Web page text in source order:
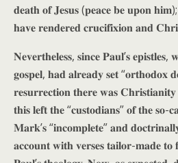
𝐝𝐞𝐚𝐭𝐡 𝐨𝐟 𝐉𝐞𝐬𝐮𝐬 (𝐩𝐞𝐚𝐜𝐞 𝐛𝐞 𝐮𝐩𝐨𝐧
𝐡𝐚𝐯𝐞 𝐫𝐞𝐧𝐝𝐞𝐫𝐞𝐝 𝐜𝐫𝐮𝐜𝐢𝐟𝐢𝐱𝐢𝐨𝐧 𝐚𝐧𝐝
𝐍𝐞𝐯𝐞𝐫𝐭𝐡𝐞𝐥𝐞𝐬𝐬, 𝐬𝐢𝐧𝐜𝐞 𝐏𝐚𝐮𝐥’𝐬
𝐠𝐨𝐬𝐩𝐞𝐥, 𝐡𝐚𝐝 𝐚𝐥𝐫𝐞𝐚𝐝𝐲 𝐬𝐞𝐭 “𝐨𝐫𝐭𝐡𝐨𝐝𝐨𝐱
𝐫𝐞𝐬𝐮𝐫𝐫𝐞𝐜𝐭𝐢𝐨𝐧 𝐭𝐡𝐞𝐫𝐞 𝐰𝐚𝐬
𝐭𝐡𝐢𝐬 𝐥𝐞𝐟𝐭 𝐭𝐡𝐞 “𝐜𝐮𝐬𝐭𝐨𝐝𝐢𝐚𝐧𝐬” 𝐨𝐟 𝐭𝐡𝐞 𝐬𝐨-
𝐌𝐚𝐫𝐤’𝐬 “𝐢𝐧𝐜𝐨𝐦𝐩𝐥𝐞𝐭𝐞” 𝐚𝐧𝐝
𝐚𝐜𝐜𝐨𝐮𝐧𝐭 𝐰𝐢𝐭𝐡 𝐯𝐞𝐫𝐬𝐞𝐬 𝐭𝐚𝐢𝐥𝐨𝐫-𝐦𝐚𝐝𝐞 𝐭𝐨